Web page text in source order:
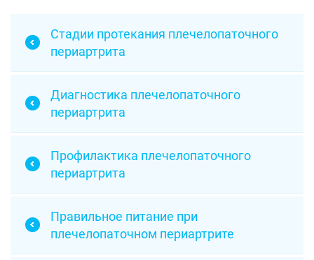
Стадии протекания плечелопаточного
периартрита
Диагностика плечелопаточного
периартрита
Профилактика плечелопаточного
периартрита
Правильное питание при
плечелопаточном периартрите